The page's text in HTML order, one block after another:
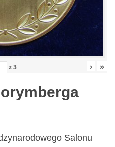
z3 › »
Salonu